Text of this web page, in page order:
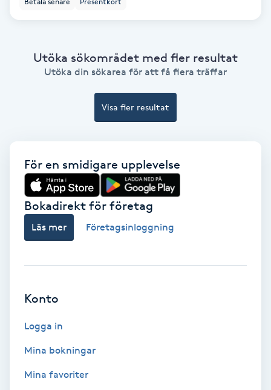
Babylights
Barber
Barnklippning
Blowout
Bottenfärg
Brynformning
Utöka sökområdet med fler resultat
Utöka din sökarea för att få flera träffar
Visa fler resultat
För en smidigare upplevelse
Bokadirekt för företag
Läs mer Företagsinloggning
Konto
Logga in
Mina bokningar
Mina favoriter